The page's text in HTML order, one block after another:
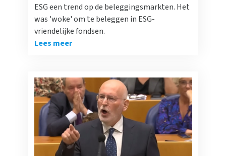
ESG een trend op de beleggingsmarkten. Het
was 'woke' om te beleggen in ESG-
vriendelijke fondsen.
Lees meer